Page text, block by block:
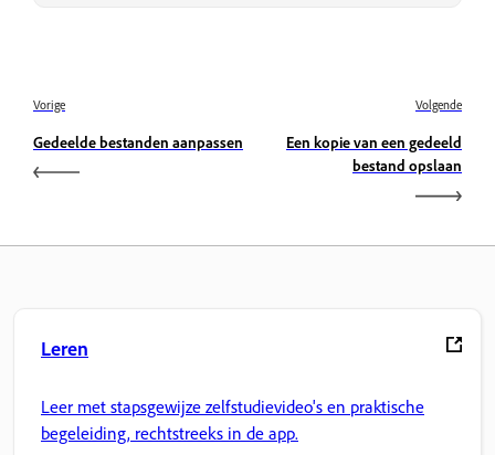
Vorige
Gedeelde bestanden aanpassen
Volgende
Een kopie van een gedeeld
bestand opslaan
Leren
Leer met stapsgewijze zelfstudievideo's en praktische
begeleiding, rechtstreeks in de app.